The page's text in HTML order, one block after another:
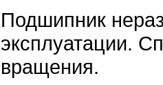
Подшипник
эксплуатации.
вращения.